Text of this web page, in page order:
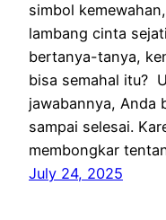
simbol
lambang cinta
bertanya-tanya,
bisa semahal itu?
jawabannya, Anda
sampai selesai.
membongkar
July 24, 2025